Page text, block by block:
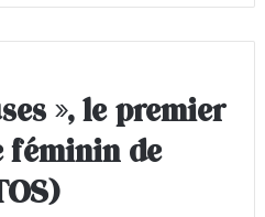
», le premier
féminin de